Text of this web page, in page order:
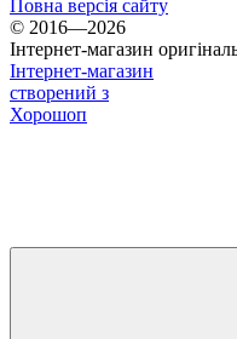
Повна версія сайту
© 2016—2026
Інтернет-магазин
Інтернет-магазин
створений з
Хорошоп